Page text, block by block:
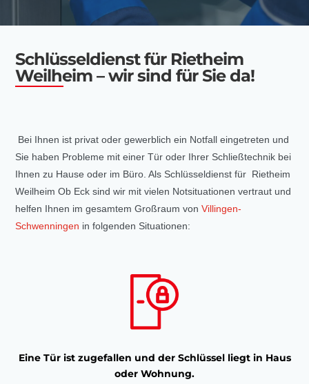
Schlüsseldienst für Rietheim
Weilheim – wir sind für Sie da!
Bei Ihnen ist privat oder gewerblich ein Notfall eingetreten und
Sie haben Probleme mit einer Tür oder Ihrer Schließtechnik bei
Ihnen zu Hause oder im Büro. Als Schlüsseldienst für Rietheim
Weilheim Ob Eck sind wir mit vielen Notsituationen vertraut und
helfen Ihnen im gesamtem Großraum vonVillingen-
Schwenningen in folgenden Situationen:
Eine Tür ist zugefallen und der Schlüssel liegt in Haus
oder Wohnung.